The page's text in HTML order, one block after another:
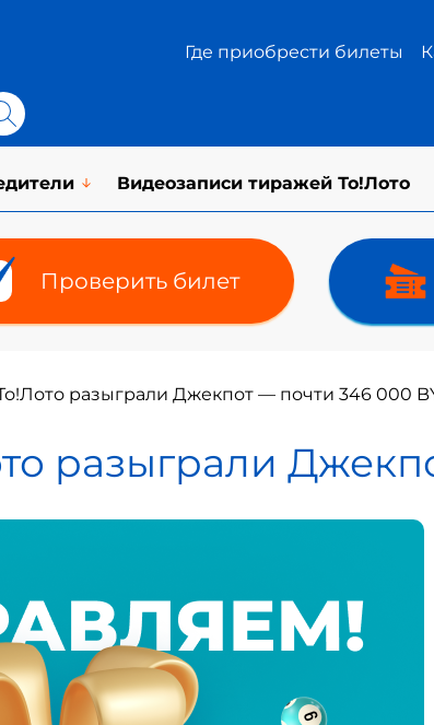
Где приобрести билеты
Видеозаписи тиражей То!Лото
Проверить билет
разыграли Джекпот — почти 346 000
разыграли